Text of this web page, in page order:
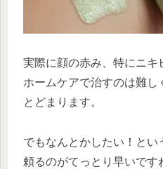
実際に顔の赤み、特にニキ
ホームケアで治すのは難し
とどまります。
でもなんとかしたい！とい
頼るのがてっとり早いです